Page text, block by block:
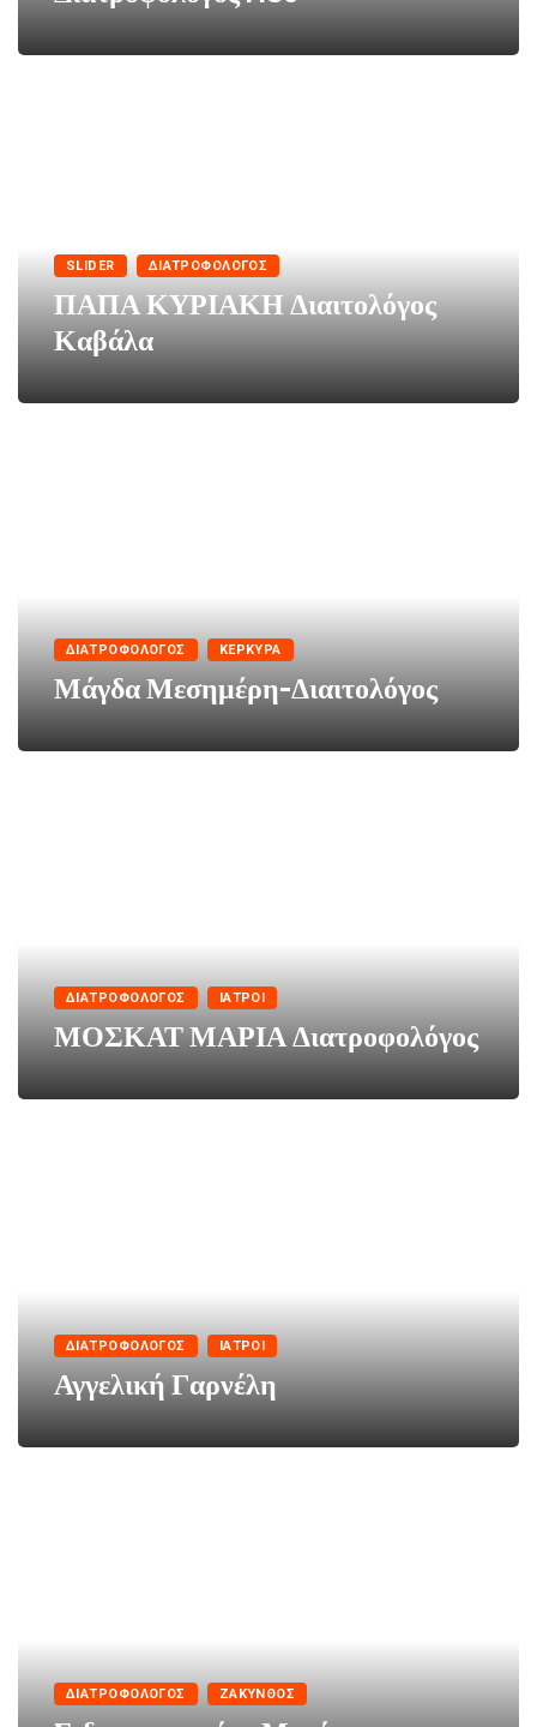
SLIDER ΔΙΑΤΡΟΦΟΛΌΓΟΣ
ΠΑΠΑ ΚΥΡΙΑΚΗ Διαιτολόγος
Καβάλα
ΔΙΑΤΡΟΦΟΛΌΓΟΣ ΚΈΡΚΥΡΑ
Μάγδα Μεσημέρη-Διαιτολόγος
ΔΙΑΤΡΟΦΟΛΌΓΟΣ ΙΑΤΡΟΊ
ΜΟΣΚΑΤ ΜΑΡΙΑ Διατροφολόγος
ΔΙΑΤΡΟΦΟΛΌΓΟΣ ΙΑΤΡΟΊ
Αγγελική Γαρνέλη
ΔΙΑΤΡΟΦΟΛΌΓΟΣ ΖΆΚΥΝΘΟΣ